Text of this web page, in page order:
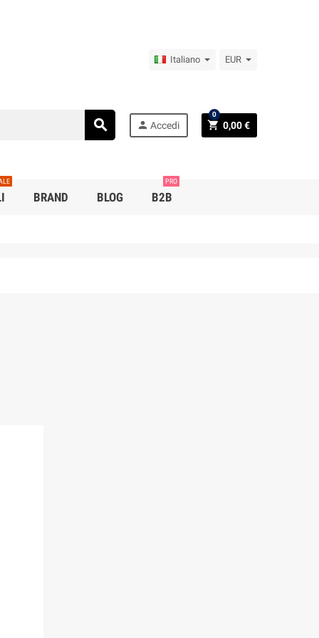
Italiano EUR
search person Accedi shopping_cart 0,00 €
0
BRAND BLOG B2B
PRO